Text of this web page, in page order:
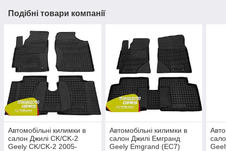
Подібні товари компанії
Автомобільні килимки в
салон Джилі CK/CK-2
Geely CK/CK-2 2005-
Автомобільні килимки в
салон Джилі Емгранд
Geely Emgrand (EC7)